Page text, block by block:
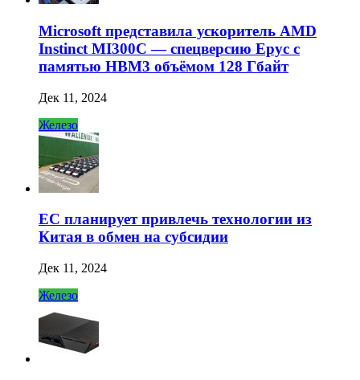
Microsoft представила ускоритель AMD
Instinct MI300C — спецверсию Epyc с
памятью HBM3 объёмом 128 Гбайт
Дек 11, 2024
Железо
ЕС планирует привлечь технологии из
Китая в обмен на субсидии
Дек 11, 2024
Железо